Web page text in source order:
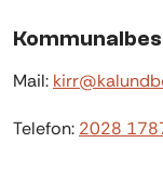
Mail:
Telefon: 2028